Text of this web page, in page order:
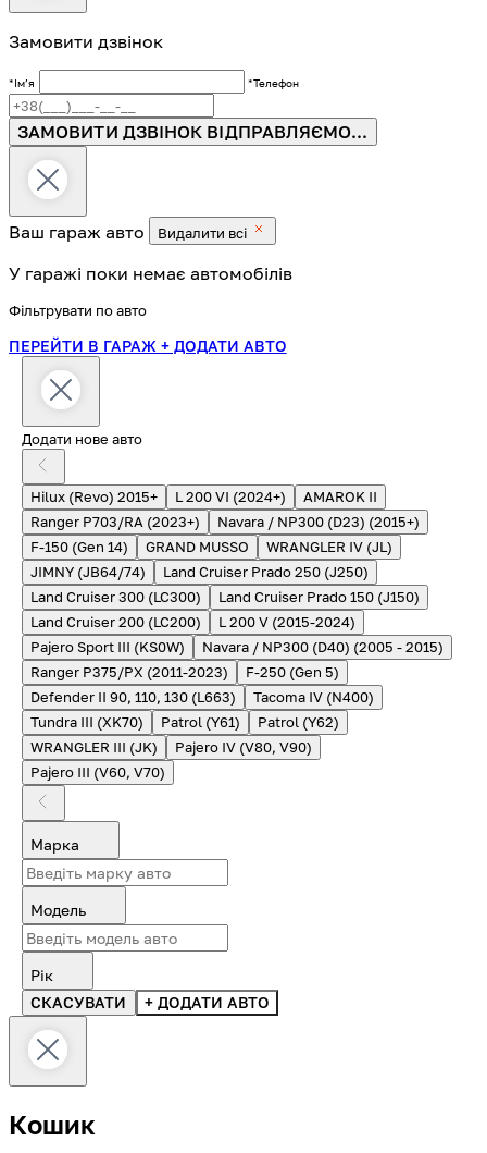
Замовити дзвінок
*Імʼя *Телефон
ЗАМОВИТИ ДЗВІНОК ВІДПРАВЛЯЄМО...
Ваш гараж авто Видалити всі
У гаражі поки немає автомобілів
Фільтрувати по авто
ПЕРЕЙТИ В ГАРАЖ + ДОДАТИ АВТО
Додати нове авто
Hilux (Revo) 2015+ L 200 VI (2024+)
AMAROK II
Ranger P703/RA (2023+)
Navara / NP300 (D23) (2015+)
F-150 (Gen 14)
GRAND MUSSO
WRANGLER IV (JL)
JIMNY (JB64/74)
Land Cruiser Prado 250 (J250)
Land Cruiser 300 (LC300)
Land Cruiser Prado 150 (J150)
Land Cruiser 200 (LC200)
L 200 V (2015-2024)
Pajero Sport III (KS0W)
Navara / NP300 (D40) (2005 - 2015)
Ranger P375/PX (2011-2023)
F-250 (Gen 5)
Defender II 90, 110, 130 (L663)
Tacoma IV (N400)
Tundra III (XK70)
Patrol (Y61)
Patrol (Y62)
WRANGLER III (JK)
Pajero IV (V80, V90)
Pajero III (V60, V70)
Марка
Модель
Рік
СКАСУВАТИ
+ ДОДАТИ АВТО
Кошик